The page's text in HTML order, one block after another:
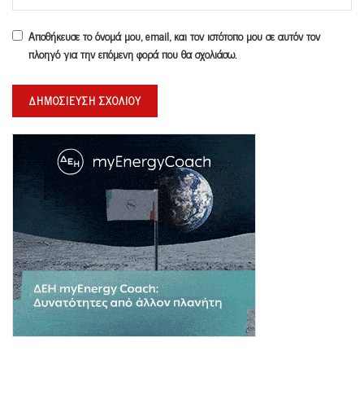
Αποθήκευσε το όνομά μου, email, και τον ιστότοπο μου σε αυτόν τον
πλοηγό για την επόμενη φορά που θα σχολιάσω.